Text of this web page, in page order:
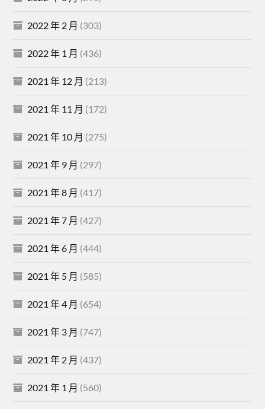
2022 年 2 月 (303)
2022 年 1 月 (436)
2021 年 12 月 (213)
2021 年 11 月 (172)
2021 年 10 月 (275)
2021 年 9 月 (297)
2021 年 8 月 (417)
2021 年 7 月 (427)
2021 年 6 月 (444)
2021 年 5 月 (585)
2021 年 4 月 (654)
2021 年 3 月 (747)
2021 年 2 月 (437)
2021 年 1 月 (560)